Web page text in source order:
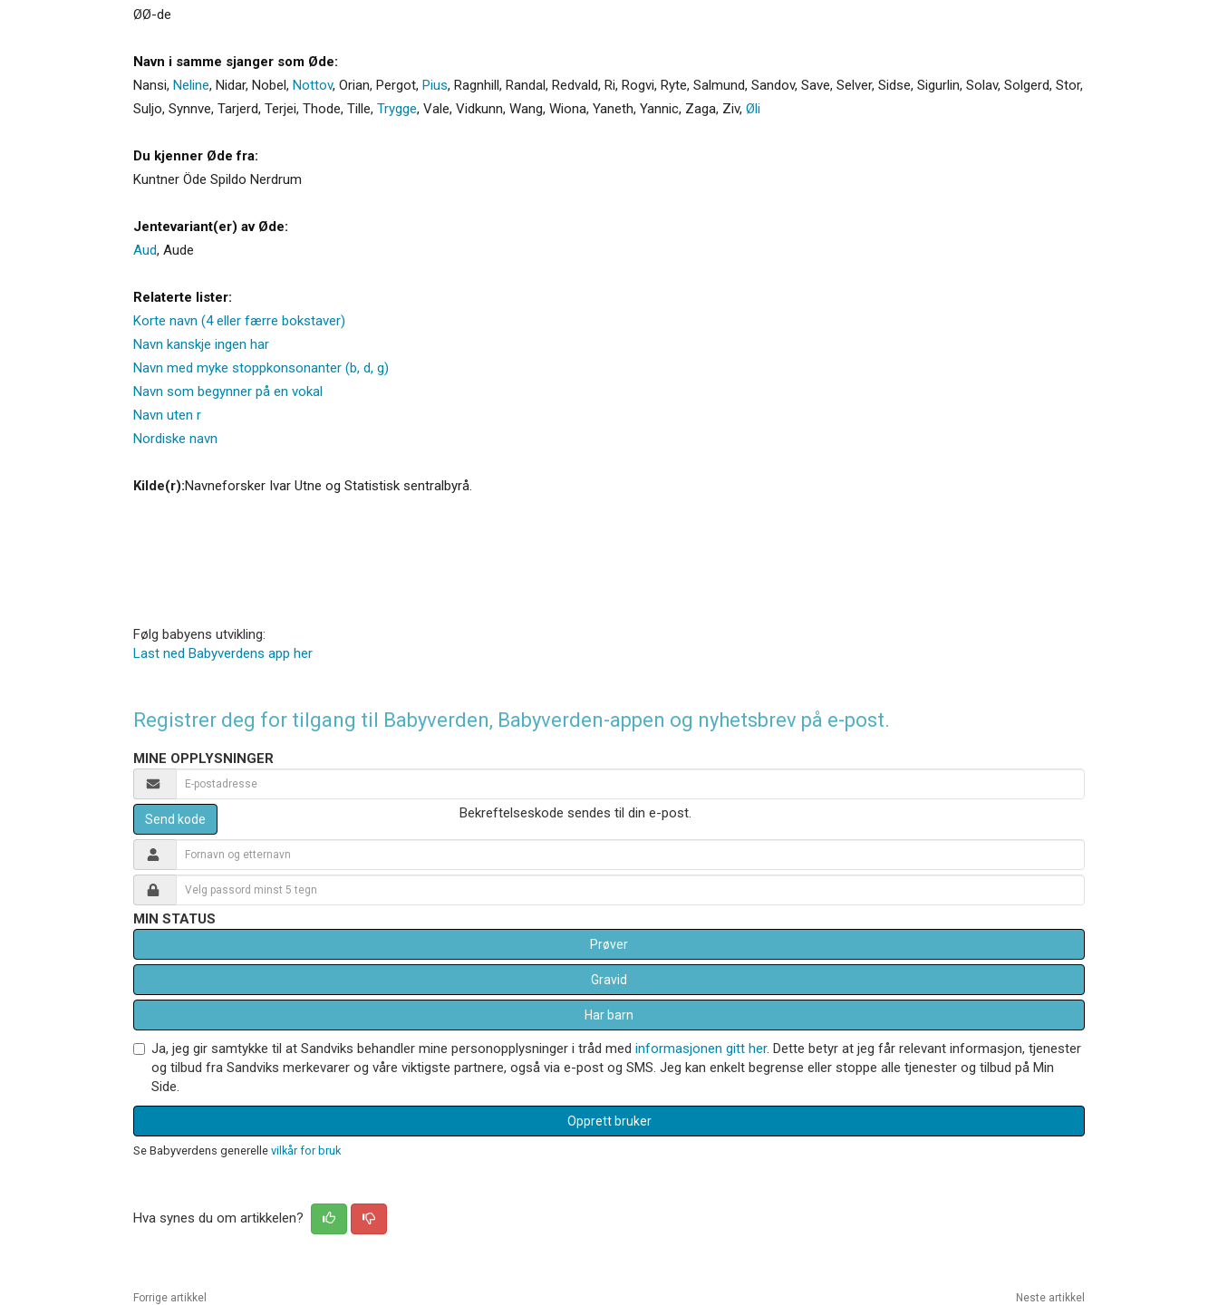
ØØ-de
Navn i samme sjanger som Øde:
Nansi, Neline, Nidar, Nobel, Nottov, Orian, Pergot, Pius, Ragnhill, Randal, Redvald, Ri, Rogvi, Ryte, Salmund, Sandov, Save, Selver, Sidse, Sigurlin, Solav, Solgerd, Stor,
Suljo, Synnve, Tarjerd, Terjei, Thode, Tille, Trygge, Vale, Vidkunn, Wang, Wiona, Yaneth, Yannic, Zaga, Ziv, Øli
Du kjenner Øde fra:
Kuntner Öde Spildo Nerdrum
Jentevariant(er) av Øde:
Aud, Aude
Relaterte lister:
Korte navn (4 eller færre bokstaver)
Navn kanskje ingen har
Navn med myke stoppkonsonanter (b, d, g)
Navn som begynner på en vokal
Navn uten r
Nordiske navn
Kilde(r):Navneforsker Ivar Utne og Statistisk sentralbyrå.
Følg babyens utvikling:
Last ned Babyverdens app her
Registrer deg for tilgang til Babyverden, Babyverden-appen og nyhetsbrev på e-post.
MINE OPPLYSNINGER
Send kode Bekreftelseskode sendes til din e-post.
MIN STATUS
Prøver
Gravid
Har barn
Ja, jeg gir samtykke til at Sandviks behandler mine personopplysninger i tråd med informasjonen gitt her. Dette betyr at jeg får relevant informasjon, tjenester
og tilbud fra Sandviks merkevarer og våre viktigste partnere, også via e-post og SMS. Jeg kan enkelt begrense eller stoppe alle tjenester og tilbud på Min
Side.
Opprett bruker
Se Babyverdens generelle vilkår for bruk
Hva synes du om artikkelen?
Forrige artikkel Neste artikkel